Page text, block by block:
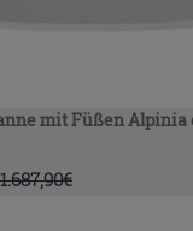
mit Füßen Alpinia
1.687,90€